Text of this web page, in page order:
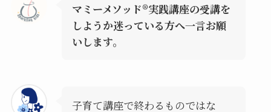
マミーメソッド®︎実践講座の受講を
しようか迷っている方へ一言お願
いします。
子育て講座で終わるものではな